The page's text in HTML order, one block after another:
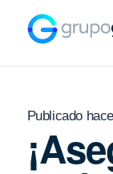
Publicado